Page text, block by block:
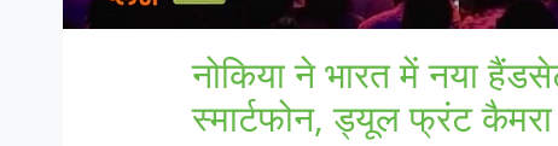
नोकिया ने भारत में नया
स्मार्टफोन, ड्यूल फ्रंट